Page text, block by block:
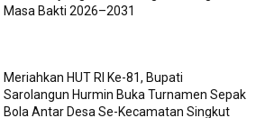
Masa Bakti 2026–2031
Meriahkan HUT RI Ke-81, Bupati
Sarolangun Hurmin Buka Turnamen Sepak
Bola Antar Desa Se-Kecamatan Singkut